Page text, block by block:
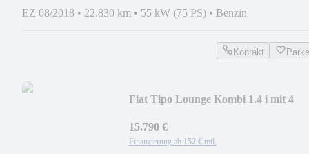
EZ 08/2018 • 22.830 km • 55 kW (75 PS) • Benzin
Kontakt
Fiat Tipo Lounge Kombi 1.4 i mit 4
15.790 €
Finanzierung ab 152 € mtl.